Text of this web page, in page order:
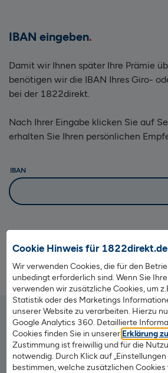
Cookie Hinweis für 1822direkt.de
Wir verwenden Cookies, die für den
unbedingt erforderlich sind. Wenn Sie
verwenden wir zusätzliche Cookies, um
Statistik oder des Marketings
unserer Website zu verarbeiten. Hierzu
Google Analytics 360. Detaillierte
Cookies finden Sie in unserer Erklärung
Zustimmung ist freiwillig und für die
notwendig. Durch Klick auf
bestimmen, welche zusätzlichen
IBAN eingeben
Damit wir Ihnen später Ihre Prämie
benötigen wir die IBAN Ihres Giro-
bei der 1822direkt.
Nach Ihrer Eingabe klicken Sie auf
erhalten Sie Ihren persönlichen
IBAN
Senden
Bankverbindung / Kontakt
BIC: HELADEF1822
BLZ: 500 502 01